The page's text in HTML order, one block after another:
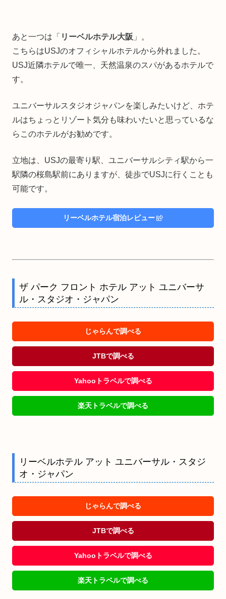
あと一つは「 リーベルホテル大阪 」。
こちらはUSJのオフィシャルホテルから外れました。
USJ近隣ホテルで唯一、天然温泉のスパがあるホテルで
す。
ユニバーサルスタジオジャパンを楽しみたいけど、ホテ
ルはちょっとリゾート気分も味わいたいと思っているな
らこのホテルがお勧めです。
立地は、USJの最寄り駅、ユニバーサルシティ駅から一
駅隣の桜島駅前にありますが、徒歩でUSJに行くことも
可能です。
リーベルホテル宿泊レビュー
ザ パーク フロント ホテル アット ユニバーサ
ル・スタジオ・ジャパン
じゃらんで調べる
JTBで調べる
Yahooトラベルで調べる
楽天トラベルで調べる
リーベルホテル アット ユニバーサル・スタジ
オ・ジャパン
じゃらんで調べる
JTBで調べる
Yahooトラベルで調べる
楽天トラベルで調べる